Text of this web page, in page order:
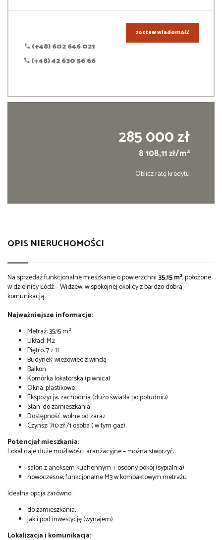
(+48) 602 646 021
(+48) 42 630 56 66
zostaw wiadomość
285 000 zł
8 108,11 zł/m2
Oblicz ratę kredytu
OPIS NIERUCHOMOŚCI
Na sprzedaż funkcjonalne mieszkanie o powierzchni35,15 m², położone
w dzielnicy Łódź – Widzew, w spokojnej okolicy z bardzo dobrą
komunikacją.
Najważniejsze informacje:
Metraż: 35,15 m²
Układ: M2
Piętro: 7 z 11
Budynek: wieżowiec z windą
Balkon
Komórka lokatorska (piwnica)
Okna: plastikowe
Ekspozycja: zachodnia (dużo światła po południu)
Stan: do zamieszkania
Dostępność: wolne od zaraz
Czynsz: 710 zł /1 osoba ( w tym gaz)
Potencjał mieszkania:
Lokal daje duże możliwości aranżacyjne – można stworzyć:
salon z aneksem kuchennym + osobny pokój (sypialnia)
nowoczesne, funkcjonalne M3 w kompaktowym metrażu
Idealna opcja zarówno:
do zamieszkania,
jak i pod inwestycję (wynajem).
Lokalizacja i komunikacja: